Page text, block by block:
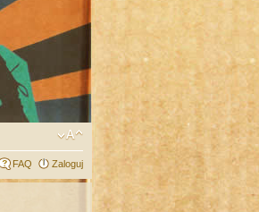
FAQ Zaloguj